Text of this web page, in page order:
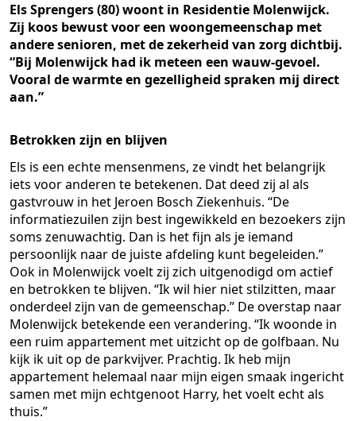
Els Sprengers (80) woont in Residentie Molenwijck.
Zij koos bewust voor een woongemeenschap met
andere senioren, met de zekerheid van zorg dichtbij.
“Bij Molenwijck had ik meteen een wauw-gevoel.
Vooral de warmte en gezelligheid spraken mij direct
aan.”
Betrokken zijn en blijven
Els is een echte mensenmens, ze vindt het belangrijk
iets voor anderen te betekenen. Dat deed zij al als
gastvrouw in het Jeroen Bosch Ziekenhuis. “De
informatiezuilen zijn best ingewikkeld en bezoekers zijn
soms zenuwachtig. Dan is het fijn als je iemand
persoonlijk naar de juiste afdeling kunt begeleiden.”
Ook in Molenwijck voelt zij zich uitgenodigd om actief
en betrokken te blijven. “Ik wil hier niet stilzitten, maar
onderdeel zijn van de gemeenschap.” De overstap naar
Molenwijck betekende een verandering. “Ik woonde in
een ruim appartement met uitzicht op de golfbaan. Nu
kijk ik uit op de parkvijver. Prachtig. Ik heb mijn
appartement helemaal naar mijn eigen smaak ingericht
samen met mijn echtgenoot Harry, het voelt echt als
thuis.”